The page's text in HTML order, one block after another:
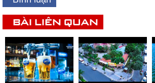
BÀI LIÊN QUAN